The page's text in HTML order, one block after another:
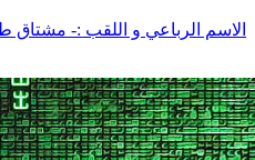
الاسم الرباعي و اللقب :- مشتاق